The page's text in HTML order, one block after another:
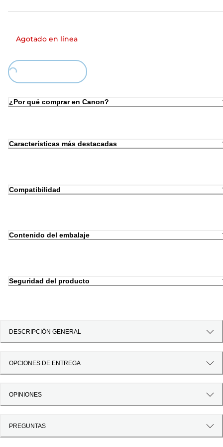
Agotado en línea
Loading...
¿Por qué comprar en Canon?
Características más destacadas
Compatibilidad
Contenido del embalaje
Seguridad del producto
DESCRIPCIÓN GENERAL
OPCIONES DE ENTREGA
OPINIONES
PREGUNTAS